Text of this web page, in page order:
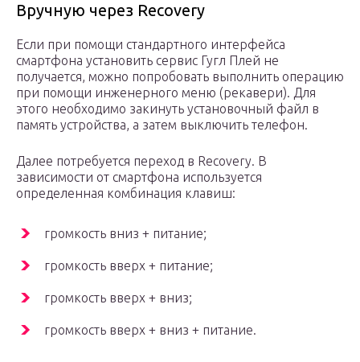
Вручную через Recovery
Если при помощи стандартного интерфейса
смартфона установить сервис Гугл Плей не
получается, можно попробовать выполнить операцию
при помощи инженерного меню (рекавери). Для
этого необходимо закинуть установочный файл в
память устройства, а затем выключить телефон.
Далее потребуется переход в Recovery. В
зависимости от смартфона используется
определенная комбинация клавиш:
громкость вниз + питание;
громкость вверх + питание;
громкость вверх + вниз;
громкость вверх + вниз + питание.